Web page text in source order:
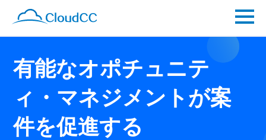
有能なオポチュニテ
ィ・マネジメントが案
件を促進する